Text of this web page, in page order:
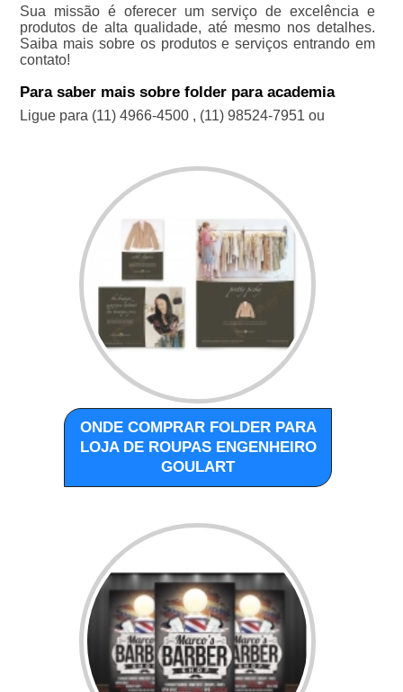
Sua missão é oferecer um serviço de excelência e
produtos de alta qualidade, até mesmo nos detalhes.
Saiba mais sobre os produtos e serviços entrando em
contato!
Para saber mais sobre folder para academia
Ligue para (11) 4966-4500, (11) 98524-7951 ou
ONDE COMPRAR FOLDER PARA
LOJA DE ROUPAS ENGENHEIRO
GOULART